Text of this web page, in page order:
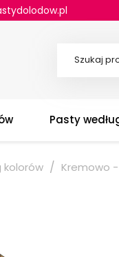
Pasty
kolorów Kremowo -